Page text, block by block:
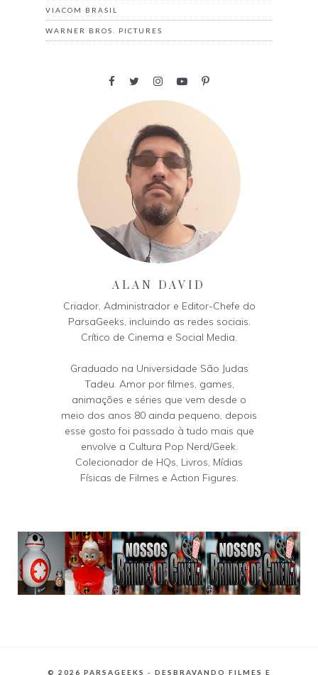
VIACOM BRASIL
WARNER BROS. PICTURES
ALAN DAVID
Criador, Administrador e Editor-Chefe do
ParsaGeeks, incluindo as redes sociais.
Crítico de Cinema e Social Media.
Graduado na Universidade São Judas
Tadeu. Amor por filmes, games,
animações e séries que vem desde o
meio dos anos 80 ainda pequeno, depois
esse gosto foi passado à tudo mais que
envolve a Cultura Pop Nerd/Geek.
Colecionador de HQs, Livros, Mídias
Físicas de Filmes e Action Figures.
© 2026 PARSAGEEKS - DESBRAVANDO FILMES E